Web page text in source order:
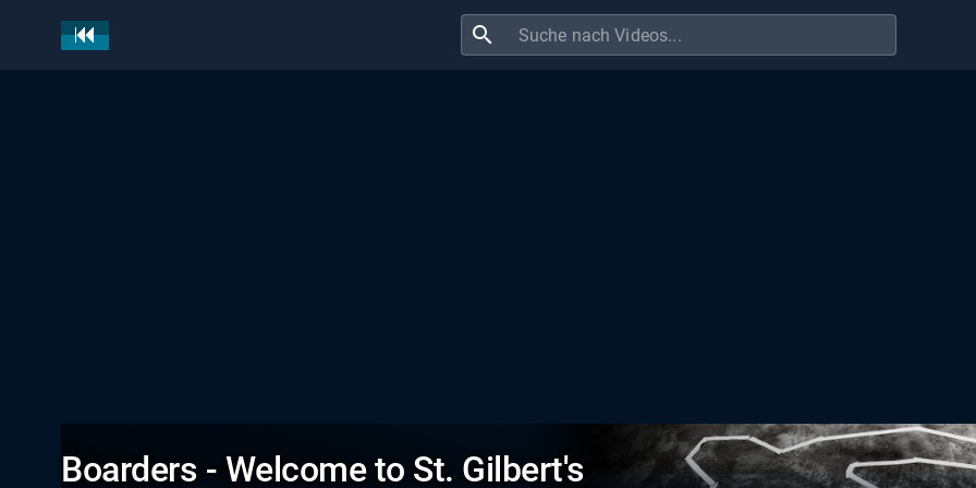
search
Boarders - Welcome to St. Gilbert's